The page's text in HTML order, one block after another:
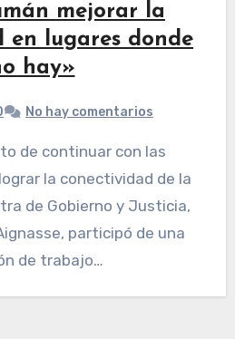
mejorar la
en lugares donde
hay»
No hay comentarios
la conectividad de la
de Gobierno y Justicia,
participó de una
de trabajo…